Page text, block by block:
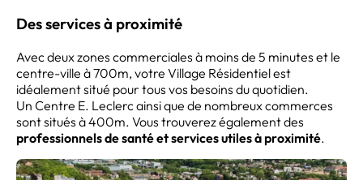
Des services à proximité
Avec deux zones commerciales à moins de 5 minutes et le
centre-ville à 700m, votre Village Résidentiel est
idéalement situé pour tous vos besoins du quotidien.
Un Centre E. Leclerc ainsi que de nombreux commerces
sont situés à 400m. Vous trouverez également des
professionnels de santé et services utiles à proximité.